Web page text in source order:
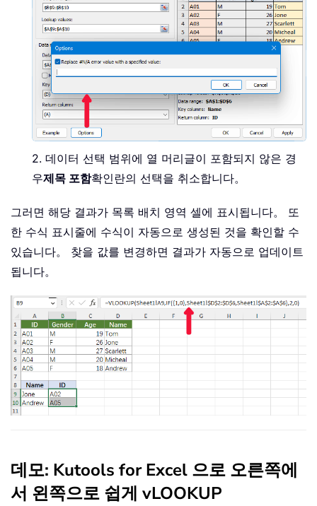
2. 데이터 선택 범위에 열 머리글이 포함되지 않은 경
우제목 포함확인란의 선택을 취소합니다。
그러면 해당 결과가 목록 배치 영역 셀에 표시됩니다。 또
한 수식 표시줄에 수식이 자동으로 생성된 것을 확인할 수
있습니다。 찾을 값를 변경하면 결과가 자동으로 업데이트
됩니다。
데모: Kutools for Excel 으로 오른쪽에
서 왼쪽으로 쉽게 vLOOKUP